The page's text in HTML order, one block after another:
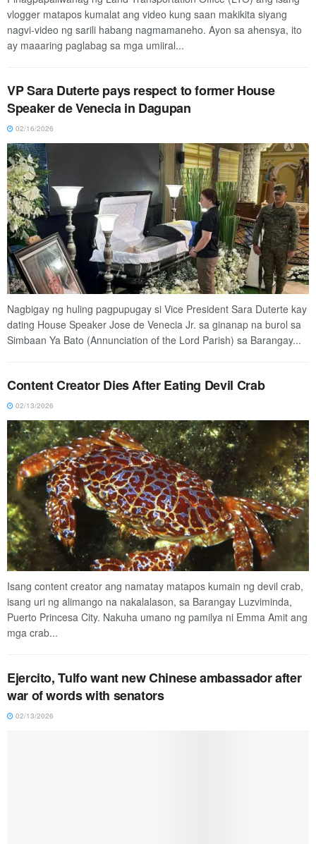
vlogger matapos kumalat ang video kung saan makikita siyang
nagvi-video ng sarili habang nagmamaneho. Ayon sa ahensya, ito
ay maaaring paglabag sa mga umiiral...
VP Sara Duterte pays respect to former House
Speaker de Venecia in Dagupan
02/16/2026
Nagbigay ng huling pagpupugay si Vice President Sara Duterte kay
dating House Speaker Jose de Venecia Jr. sa ginanap na burol sa
Simbaan Ya Bato (Annunciation of the Lord Parish) sa Barangay...
Content Creator Dies After Eating Devil Crab
02/13/2026
Isang content creator ang namatay matapos kumain ng devil crab,
isang uri ng alimango na nakalalason, sa Barangay Luzviminda,
Puerto Princesa City. Nakuha umano ng pamilya ni Emma Amit ang
mga crab...
Ejercito, Tulfo want new Chinese ambassador after
war of words with senators
02/13/2026